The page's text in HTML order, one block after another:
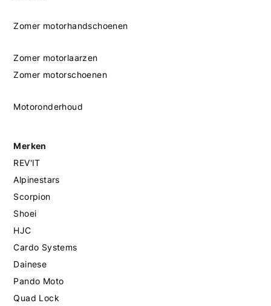
Zomer motorhandschoenen
Zomer motorlaarzen
Zomer motorschoenen
Motoronderhoud
Merken
REV'IT
Alpinestars
Scorpion
Shoei
HJC
Cardo Systems
Dainese
Pando Moto
Quad Lock